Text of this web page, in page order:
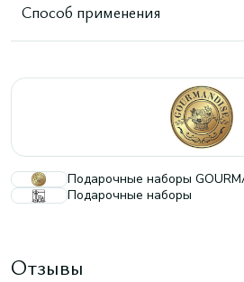
Способ применения
Подарочные наборы
Подарочные наборы
Отзывы